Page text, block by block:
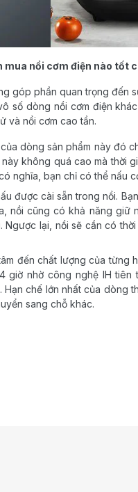
mua nồi cơm điện nào tốt
góp phần quan trọng đến
số dòng nồi cơm điện
và nồi cơm cao tần.
dòng sản phẩm này đó
không quá cao mà thời
nghĩa, bạn chỉ có thể nấu
được cài sẵn trong nồi.
nồi cũng có khả năng
lại, nồi sẽ cần có
đến chất lượng của từng
giờ nhờ công nghệ IH tiên
chế lớn nhất của dòng
sang chỗ khác.